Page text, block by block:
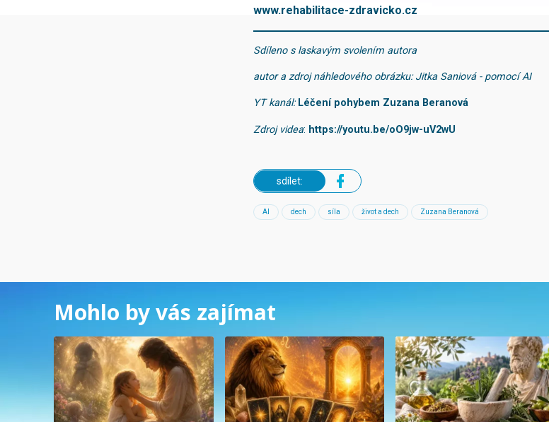
www.rehabilitace-zdravicko.cz
Sdíleno s laskavým svolením autora
autor a zdroj náhledového obrázku: Jitka Saniová - pomocí AI
YT kanál: Léčení pohybem Zuzana Beranová
Zdroj videa: https://youtu.be/oO9jw-uV2wU
sdílet:
AI dech síla život a dech Zuzana Beranová
Mohlo by vás zajímat